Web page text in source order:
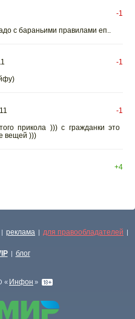
-1
с бараньими правилами еп..
-1
-1
прикола ))) с гражданки это
вещей )))
+4
| реклама | для правообладателей |
| блог
« Инфон »